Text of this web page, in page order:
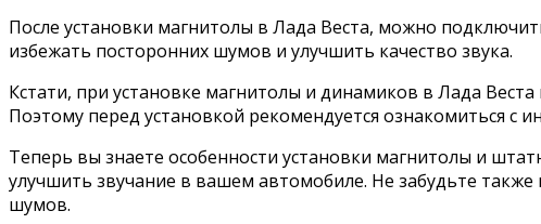
После установки магнитолы в Лада Веста, можно
избежать посторонних шумов и улучшить качество звука.
Кстати, при установке магнитолы и динамиков в Лада
Поэтому перед установкой рекомендуется ознакомиться с
Теперь вы знаете особенности установки магнитолы и
улучшить звучание в вашем автомобиле. Не забудьте
шумов.